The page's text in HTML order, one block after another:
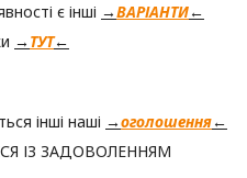
є інші →ВАРІАНТИ←
→ ТУТ←
інші наші →оголошення←
ІЗ ЗАДОВОЛЕННЯМ